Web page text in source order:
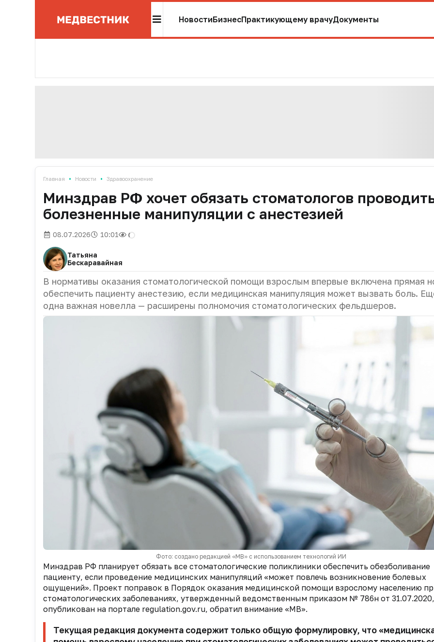
НовостиБизнесПрактикующему врачуДокументы
Главная • Новости • Здравоохранение
Минздрав РФ хочет обязать стоматологов
болезненные манипуляции с анестезией
08.07.2026 10:01
Татьяна
Бескаравайная
В нормативы оказания стоматологической помощи взрослым впервые включена прямая
обеспечить пациенту анестезию, если медицинская манипуляция может вызвать боль.
одна важная новелла — расширены полномочия стоматологических фельдшеров.
Фото: создано редакцией «МВ» с использованием технологий ИИ
Минздрав РФ планирует обязать все стоматологические поликлиники обеспечить обезболивание
пациенту, если проведение медицинских манипуляций «может повлечь возникновение болевых
ощущений». Проект поправок в Порядок оказания медицинской помощи взрослому населению
стоматологических заболеваниях, утвержденный ведомственным приказом № 786н от 31.07.2020,
опубликован на портале regulation.gov.ru, обратил внимание «МВ».
Текущая редакция документа содержит только общую формулировку, что